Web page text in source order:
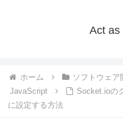
Act as
ホーム ソフトウェア
JavaScript
Socket.ioの
に設定する方法